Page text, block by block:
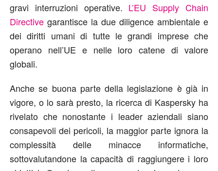
gravi interruzioni operative. L’EU Supply Chain
Directive garantisce la due diligence ambientale e
dei diritti umani di tutte le grandi imprese che
operano nell’UE e nelle loro catene di valore
globali.
Anche se buona parte della legislazione è già in
vigore, o lo sarà presto, la ricerca di Kaspersky ha
rivelato che nonostante i leader aziendali siano
consapevoli dei pericoli, la maggior parte ignora la
complessità delle minacce informatiche,
sottovalutandone la capacità di raggiungere i loro